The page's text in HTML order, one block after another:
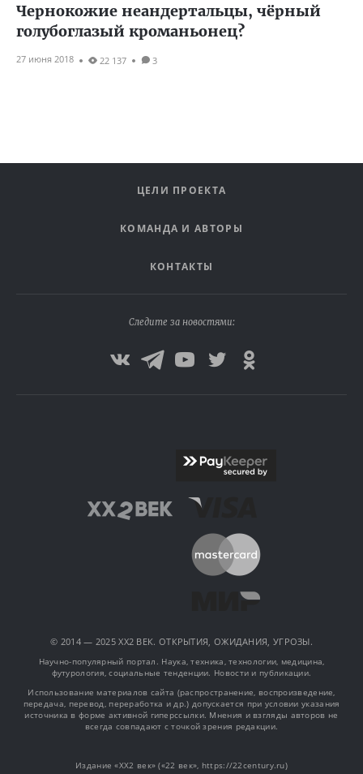
Чернокожие неандертальцы, чёрный
голубоглазый кроманьонец?
27 июня 2018 22 137 3
ЦЕЛИ ПРОЕКТА
КОМАНДА И АВТОРЫ
КОНТАКТЫ
Следите за новостями:
© 2014 — 2025 XX2 ВЕК. ОТКРЫТИЯ, ОЖИДАНИЯ, УГРОЗЫ.
Научно-популярный портал. Наука, техника, технологии, медицина,
футурология, социальные тенденции. Новости и публикации.
Использование материалов сайта (распространение, воспроизведение,
передача, перевод, переработка и др.) допускается при условии указания
источника в форме активной гиперссылки. Мнения и взгляды авторов не
всегда совпадают с точкой зрения редакции.
Издание «XX2 век» («22 век», https://22century.ru)